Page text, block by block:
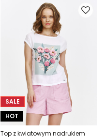
SALE
HOT
Top z kwiatowym nadrukiem